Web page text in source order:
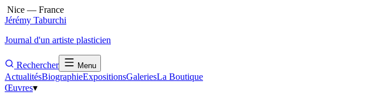
Nice — France
Jérémy Taburchi
Journal d'un artiste plasticien
Rechercher Menu
ActualitésBiographieExpositionsGaleriesLa Boutique
Œuvres▾